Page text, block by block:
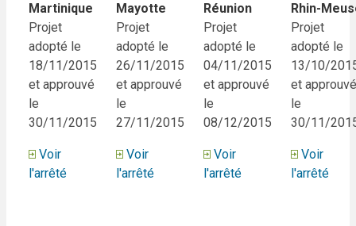
Martinique
Projet
adopté le
18/11/2015
et approuvé
le
30/11/2015
Voir
l'arrêté
Mayotte
Projet
adopté le
26/11/2015
et approuvé
le
27/11/2015
Voir
l'arrêté
Réunion
Projet
adopté le
04/11/2015
et approuvé
le
08/12/2015
Voir
l'arrêté
Rhin-
Projet
adopté le
13/10/
et approuvé
le
30/11/
Voir
l'arrêté